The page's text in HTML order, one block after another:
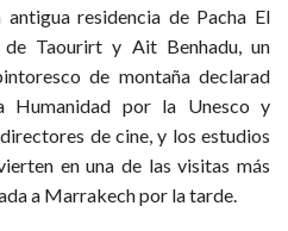
antigua residencia de Pacha El
Taourirt y Ait Benhadu, un
de montaña declarad
Humanidad por la Unesco y
de cine, y los estudios
en una de las visitas más
a Marrakech por la tarde.